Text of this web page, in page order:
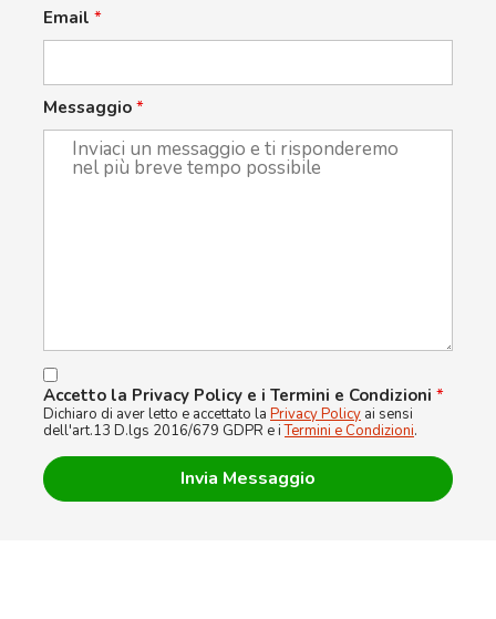
Email *
Messaggio *
Accetto la Privacy Policy e i Termini e Condizioni *
Dichiaro di aver letto e accettato la Privacy Policy ai sensi
dell'art.13 D.lgs 2016/679 GDPR e iTermini e Condizioni.